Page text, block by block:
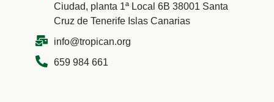
Ciudad, planta 1ª Local 6B 38001 Santa
Cruz de Tenerife Islas Canarias
info@tropican.org
659 984 661